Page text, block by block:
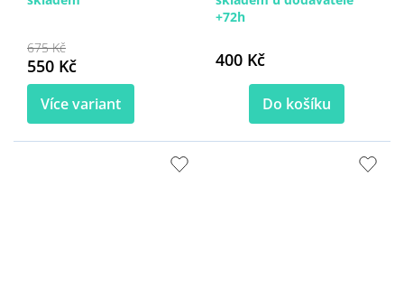
675 Kč
550 Kč
Více variant
+72h
400 Kč
Do košíku